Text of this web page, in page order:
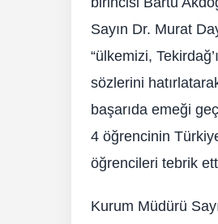
Sayın Dr. Murat
“ülkemizi,
sözlerini
başarıda emeği
4 öğrencinin
öğrencileri tebrik
Kurum Müdürü